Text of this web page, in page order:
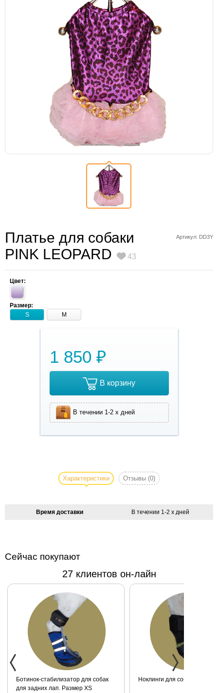
Артикул: DD3Y
Платье для собаки
PINK LEOPARD
43
Цвет:
Размер:
S
M
1 850 ₽
В корзину
В течении 1-2 х дней
LEOPARD:
из шифона и
атласа. Пояс
украшен
девушек,
которые
любят быть в
центре
внимания.
Ручная
стирка.
Характеристики Отзывы (0)
Время доставки В течении 1-2 х дней
Сейчас покупают
27 клиентов он-лайн
Ноклинги для собаки. Размер XXS
Ботинок-стабилизатор для